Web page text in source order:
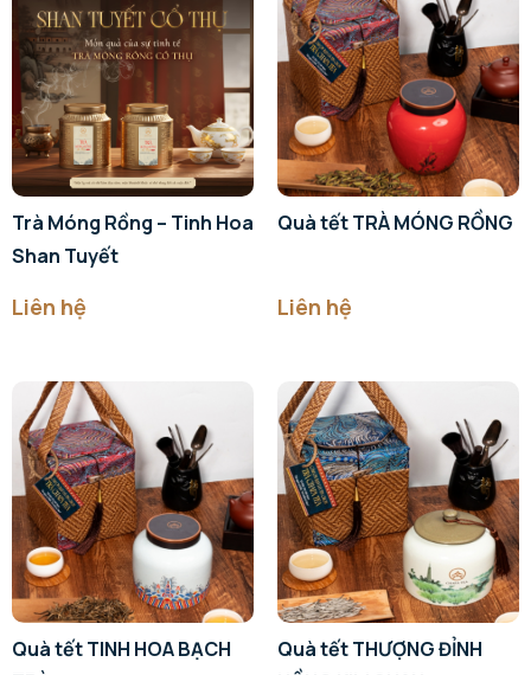
Trà Móng Rồng – Tinh Hoa
Shan Tuyết
Liên hệ
Quà tết TRÀ MÓNG RỒNG
Liên hệ
Quà tết TINH HOA BẠCH
Quà tết THƯỢNG ĐỈNH